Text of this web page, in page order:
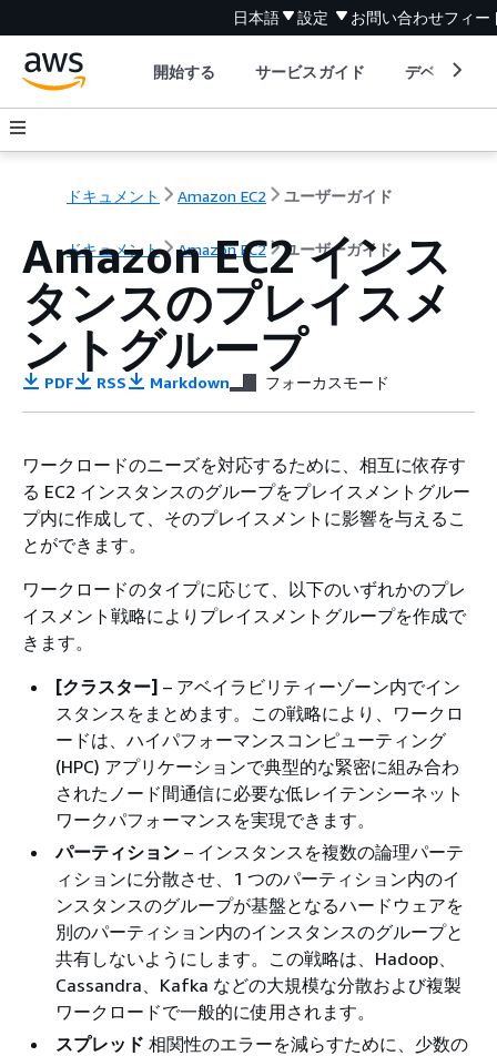
日本語 設定 お問い合わせフィー
開始する サービスガイド デベロッパ
ドキュメント Amazon EC2 ユーザーガイド
ドキュメント Amazon EC2 ユーザーガイド
Amazon EC2 インス
タンスのプレイスメ
ントグループ
PDF RSS Markdown フォーカスモード
ワークロードのニーズを対応するために、相互に依存す
る EC2 インスタンスのグループをプレイスメントグルー
プ内に作成して、そのプレイスメントに影響を与えるこ
とができます。
ワークロードのタイプに応じて、以下のいずれかのプレ
イスメント戦略によりプレイスメントグループを作成で
きます。
[クラスター] – アベイラビリティーゾーン内でイン
スタンスをまとめます。この戦略により、ワークロ
ードは、ハイパフォーマンスコンピューティング
(HPC) アプリケーションで典型的な緊密に組み合わ
されたノード間通信に必要な低レイテンシーネット
ワークパフォーマンスを実現できます。
パーティション – インスタンスを複数の論理パーテ
ィションに分散させ、1 つのパーティション内のイ
ンスタンスのグループが基盤となるハードウェアを
別のパーティション内のインスタンスのグループと
共有しないようにします。この戦略は、Hadoop、
Cassandra、Kafka などの大規模な分散および複製
ワークロードで一般的に使用されます。
スプレッド 相関性のエラーを減らすために、少数の